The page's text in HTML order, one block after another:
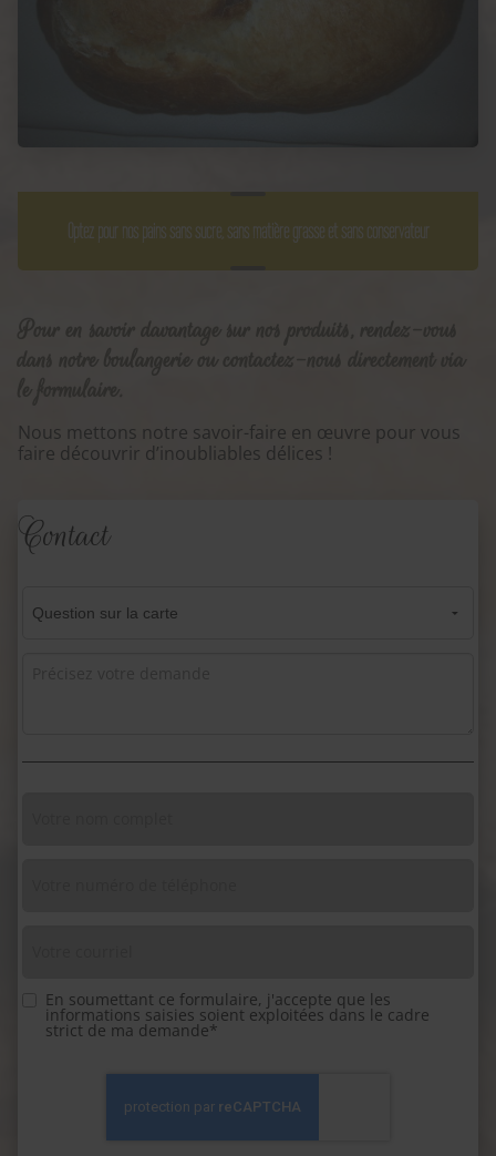
Optez pour nos pains sans sucre, sans matière grasse et sans conservateur
Nous mettons notre savoir-faire en œuvre pour vous
faire découvrir d’inoubliables délices !
Contact
En soumettant ce formulaire, j'accepte que les
informations saisies soient exploitées dans le cadre
strict de ma demande*